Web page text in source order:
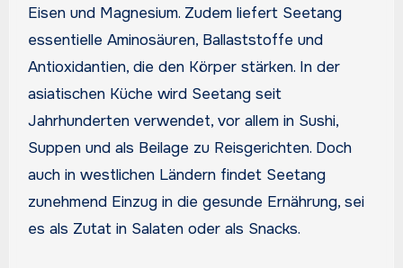
Eisen und Magnesium. Zudem liefert Seetang
essentielle Aminosäuren, Ballaststoffe und
Antioxidantien, die den Körper stärken. In der
asiatischen Küche wird Seetang seit
Jahrhunderten verwendet, vor allem in Sushi,
Suppen und als Beilage zu Reisgerichten. Doch
auch in westlichen Ländern findet Seetang
zunehmend Einzug in die gesunde Ernährung, sei
es als Zutat in Salaten oder als Snacks.